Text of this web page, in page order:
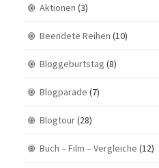
Aktionen (3)
Beendete Reihen (10)
Bloggeburtstag (8)
Blogparade (7)
Blogtour(28)
Buch – Film – Vergleiche (12)